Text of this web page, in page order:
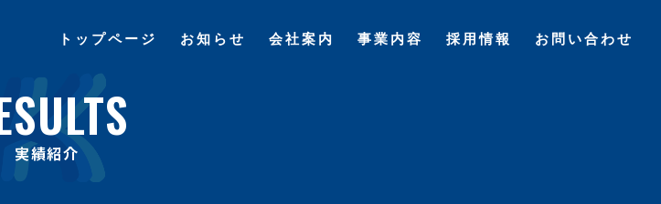
トップページ お知らせ 会社案内 事業内容 採用情報 お問い合わせ
実績紹介